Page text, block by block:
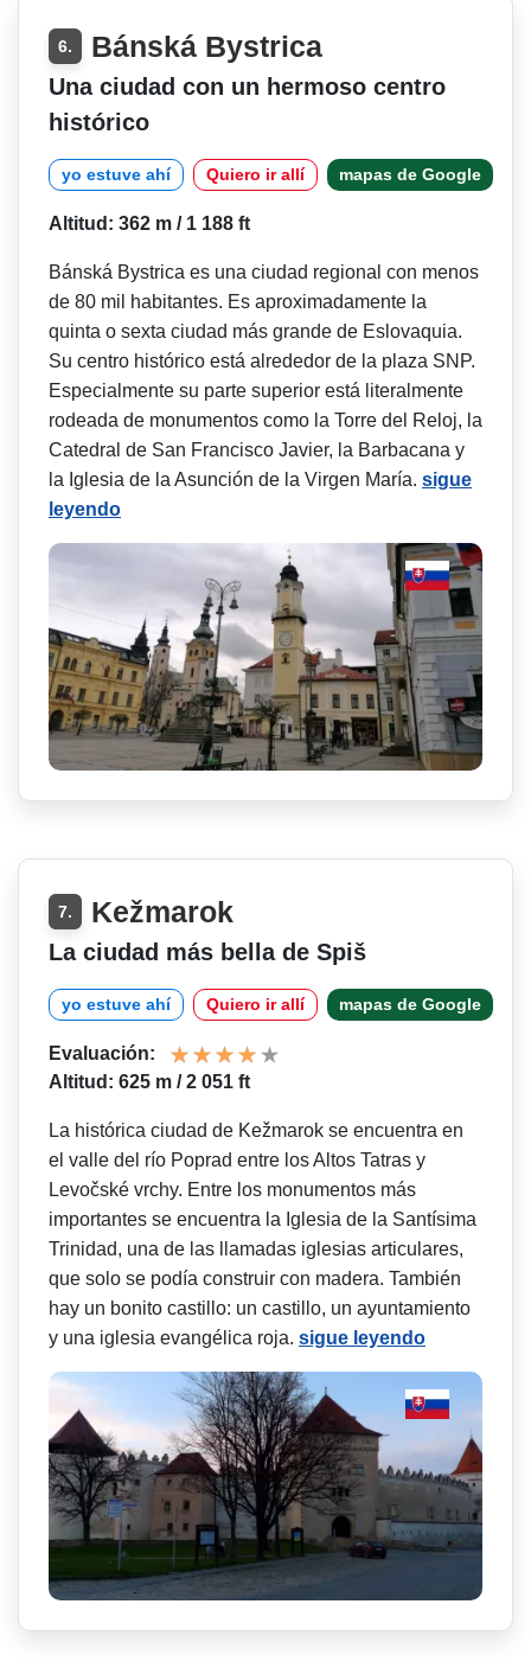
6. Bánská Bystrica
Una ciudad con un hermoso centro
histórico
yo estuve ahí Quiero ir allí mapas de Google
Altitud: 362 m / 1 188 ft
Bánská Bystrica es una ciudad regional con menos
de 80 mil habitantes. Es aproximadamente la
quinta o sexta ciudad más grande de Eslovaquia.
Su centro histórico está alrededor de la plaza SNP.
Especialmente su parte superior está literalmente
rodeada de monumentos como la Torre del Reloj, la
Catedral de San Francisco Javier, la Barbacana y
la Iglesia de la Asunción de la Virgen María. sigue
leyendo
7. Kežmarok
La ciudad más bella de Spiš
yo estuve ahí Quiero ir allí mapas de Google
Evaluación:
Altitud: 625 m / 2 051 ft
La histórica ciudad de Kežmarok se encuentra en
el valle del río Poprad entre los Altos Tatras y
Levočské vrchy. Entre los monumentos más
importantes se encuentra la Iglesia de la Santísima
Trinidad, una de las llamadas iglesias articulares,
que solo se podía construir con madera. También
hay un bonito castillo: un castillo, un ayuntamiento
y una iglesia evangélica roja. sigue leyendo